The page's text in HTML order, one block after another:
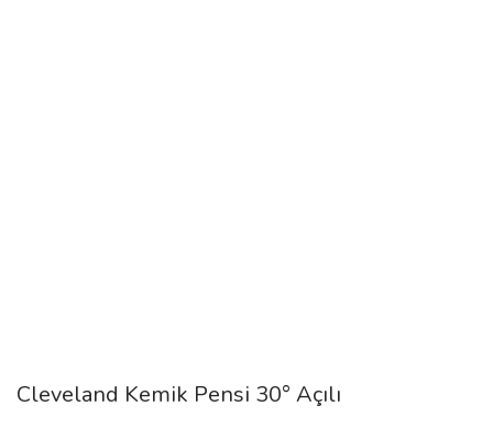
Cleveland Kemik Pensi 30° Açılı